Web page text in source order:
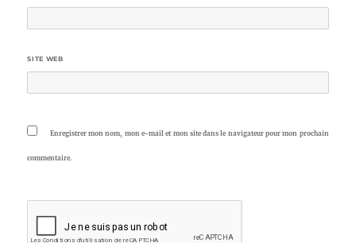
SITE WEB
Enregistrer mon nom, mon e-mail et mon site dans le navigateur pour mon prochain
commentaire.